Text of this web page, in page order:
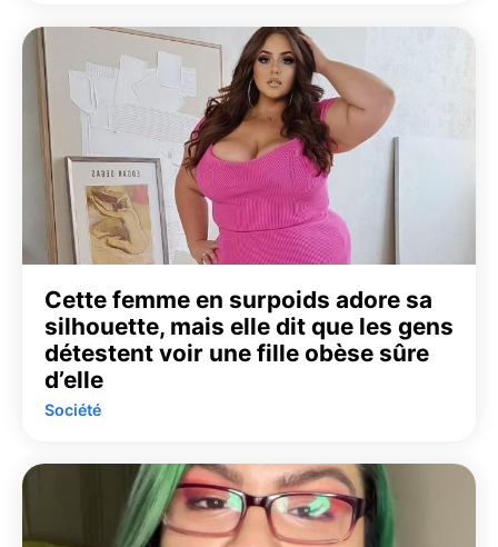
Cette femme en surpoids adore sa
silhouette, mais elle dit que les gens
détestent voir une fille obèse sûre
d’elle
Société